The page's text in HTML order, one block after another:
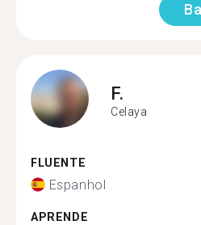
F.
Celaya
FLUENTE
Espanhol
APRENDE